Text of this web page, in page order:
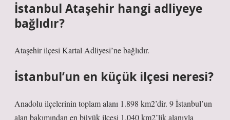
İstanbul Ataşehir hangi adliyeye
bağlıdır?
Ataşehir ilçesi Kartal Adliyesi’ne bağlıdır.
İstanbul’un en küçük ilçesi neresi?
Anadolu ilçelerinin toplam alanı 1.898 km2’dir. 9 İstanbul’un
alan bakımından en büyük ilçesi 1.040 km2’lik alanıyla